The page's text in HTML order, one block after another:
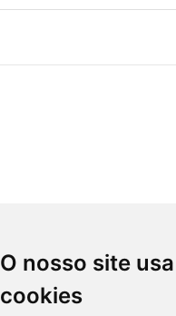
O nosso site usa
cookiesCIDADE DE
Carapicuíba